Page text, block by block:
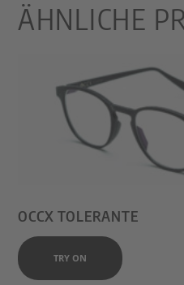
ÄHNLICHE
OCCX TOLERANTE
TRY ON